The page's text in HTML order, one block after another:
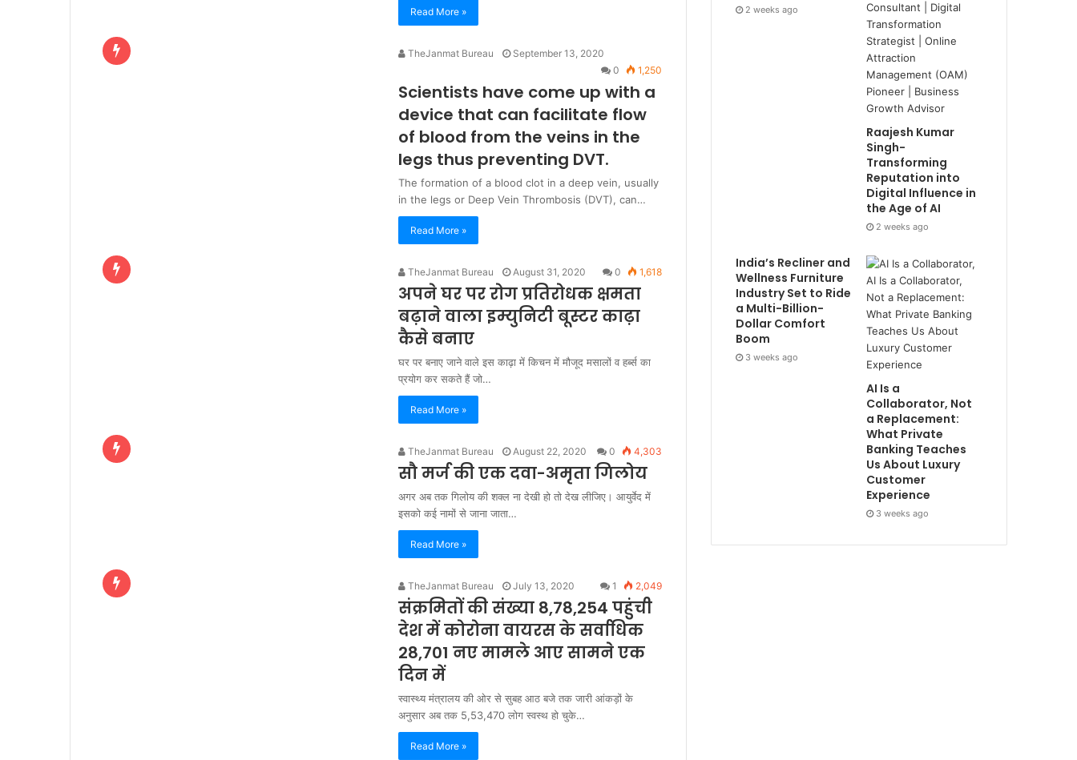
Read More »
TheJanmat Bureau
September 13, 2020
0
1,250
Scientists have come up with a
device that can facilitate flow
of blood from the veins in the
legs thus preventing DVT.
The formation of a blood clot in a deep vein, usually
in the legs or Deep Vein Thrombosis (DVT), can…
Read More »
TheJanmat Bureau August 31, 2020 0 1,618
अपने घर पर रोग प्रतिरोधक क्षमता
बढ़ाने वाला इम्युनिटी बूस्टर काढ़ा
कैसे बनाए
घर पर बनाए जाने वाले इस काढ़ा में किचन में मौजूद मसालों व हर्ब्स का
प्रयोग कर सकते हैं जो…
Read More »
TheJanmat Bureau August 22, 2020 0 4,303
सौ मर्ज की एक दवा-अमृता गिलोय
अगर अब तक गिलोय की शक्ल ना देखी हो तो देख लीजिए। आयुर्वेद में
इसको कई नामों से जाना जाता…
Read More »
TheJanmat Bureau July 13, 2020 1 2,049
संक्रमितों की संख्या 8,78,254 पहुंची
देश में कोरोना वायरस के सर्वाधिक
28,701 नए मामले आए सामने एक
दिन में
स्वास्थ्य मंत्रालय की ओर से सुबह आठ बजे तक जारी आंकड़ों के
अनुसार अब तक 5,53,470 लोग स्वस्थ हो चुके…
Read More »
2 weeks ago
Raajesh Kumar
Singh-
Transforming
Reputation into
Digital Influence in
the Age of AI
2 weeks ago
India’s Recliner and
Wellness Furniture
Industry Set to Ride
a Multi-Billion-
Dollar Comfort
Boom
3 weeks ago
AI Is a
Collaborator, Not
a Replacement:
What Private
Banking Teaches
Us About Luxury
Customer
Experience
3 weeks ago